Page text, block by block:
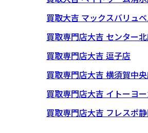
買取大吉 マックスバリュ
買取専門店大吉 センター
買取専門店大吉 逗子店
買取専門店大吉 横須賀中
買取専門店大吉 イトーヨ
買取専門店大吉 フレスポ